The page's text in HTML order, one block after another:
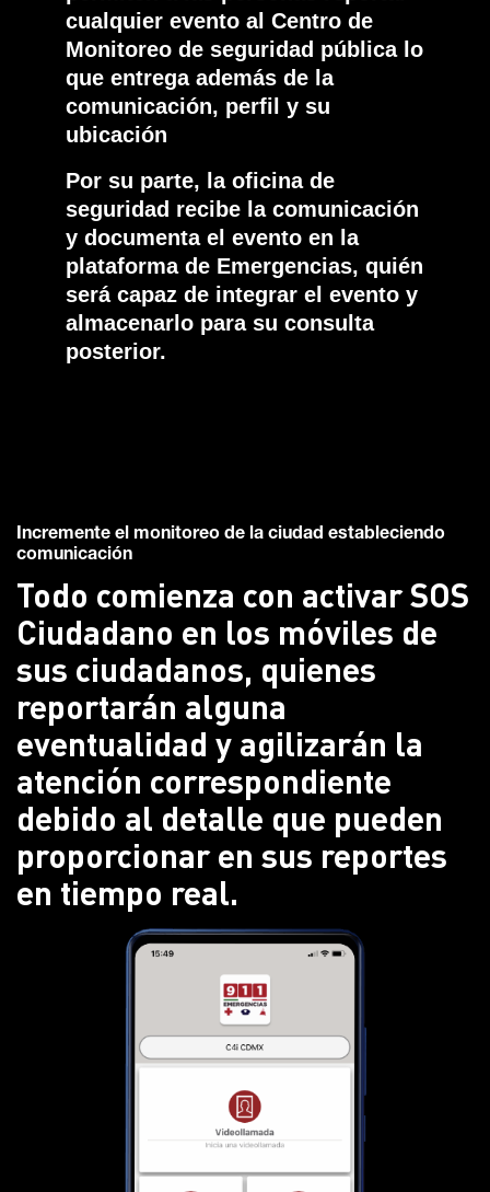
cualquier evento al Centro de
Monitoreo de seguridad pública lo
que entrega además de la
comunicación, perfil y su
ubicación
Por su parte, la oficina de
seguridad recibe la comunicación
y documenta el evento en la
plataforma de Emergencias, quién
será capaz de integrar el evento y
almacenarlo para su consulta
posterior.
Incremente el monitoreo de la ciudad estableciendo
comunicación
Todo comienza con activar SOS
Ciudadano en los móviles de
sus ciudadanos, quienes
reportarán alguna
eventualidad y agilizarán la
atención correspondiente
debido al detalle que pueden
proporcionar en sus reportes
en tiempo real.